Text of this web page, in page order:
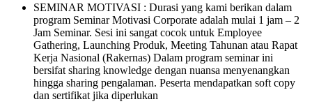
SEMINAR MOTIVASI : Durasi yang kami berikan dalam
program Seminar Motivasi Corporate adalah mulai 1 jam – 2
Jam Seminar. Sesi ini sangat cocok untuk Employee
Gathering, Launching Produk, Meeting Tahunan atau Rapat
Kerja Nasional (Rakernas) Dalam program seminar ini
bersifat sharing knowledge dengan nuansa menyenangkan
hingga sharing pengalaman. Peserta mendapatkan soft copy
dan sertifikat jika diperlukan